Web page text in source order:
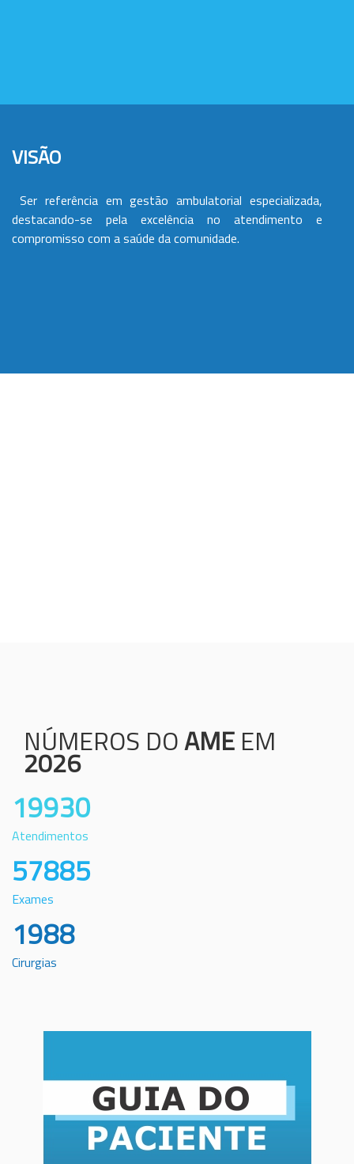
VISÃO
Ser referência em gestão ambulatorial especializada,
destacando-se pela excelência no atendimento e
compromisso com a saúde da comunidade.
NÚMEROS DOAME EM
2026
19930
Atendimentos
57885
Exames
1988
Cirurgias